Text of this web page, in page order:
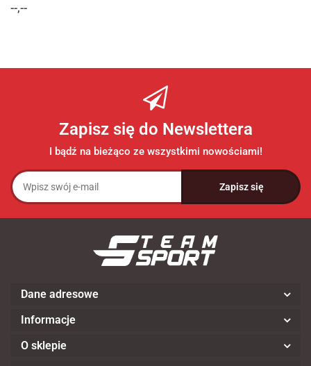
--,--
Zapisz się do Newslettera
I bądź na bieżąco ze wszystkimi nowościami!
Dane adresowe
Informacje
O sklepie